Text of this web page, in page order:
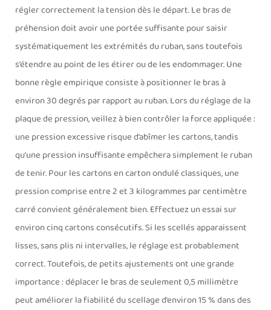
régler correctement la tension dès le départ. Le bras de
préhension doit avoir une portée suffisante pour saisir
systématiquement les extrémités du ruban, sans toutefois
s’étendre au point de les étirer ou de les endommager. Une
bonne règle empirique consiste à positionner le bras à
environ 30 degrés par rapport au ruban. Lors du réglage de la
plaque de pression, veillez à bien contrôler la force appliquée :
une pression excessive risque d’abîmer les cartons, tandis
qu’une pression insuffisante empêchera simplement le ruban
de tenir. Pour les cartons en carton ondulé classiques, une
pression comprise entre 2 et 3 kilogrammes par centimètre
carré convient généralement bien. Effectuez un essai sur
environ cinq cartons consécutifs. Si les scellés apparaissent
lisses, sans plis ni intervalles, le réglage est probablement
correct. Toutefois, de petits ajustements ont une grande
importance : déplacer le bras de seulement 0,5 millimètre
peut améliorer la fiabilité du scellage d’environ 15 % dans des